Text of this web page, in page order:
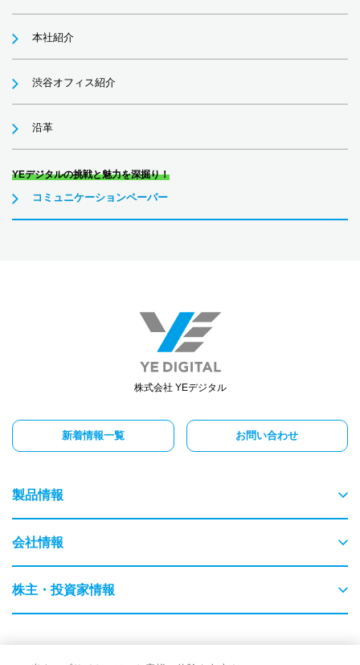
本社紹介
渋谷オフィス紹介
沿革
YEデジタルの挑戦と魅力を深掘り！
コミュニケーションペーパー
株式会社 YEデジタル
新着情報一覧 お問い合わせ
製品情報
物流
交通
会社情報
ごあいさつ
株主・投資家情報